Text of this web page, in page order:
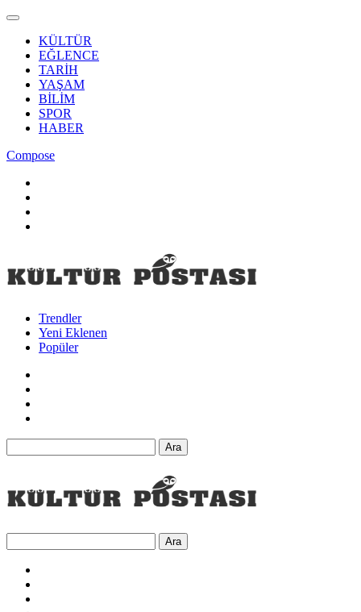
KÜLTÜR
EĞLENCE
TARİH
YAŞAM
BİLİM
SPOR
HABER
Compose
Trendler
Yeni Eklenen
Popüler
Ara
Ara